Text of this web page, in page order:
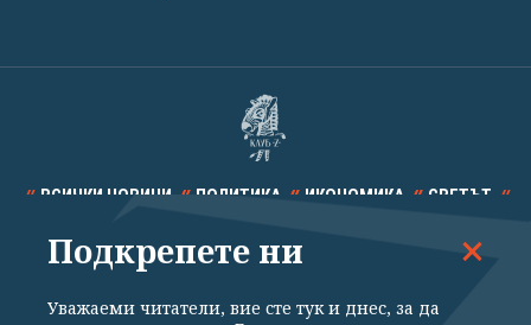
ВСИЧКИ НОВИНИ ПОЛИТИКА ИКОНОМИКА СВЕТЪТ
СПОРТ КУЛТУРА ТЕХНОЛОГИИ КАЛЕЙДОСКОП
Подкрепете ни
Уважаеми читатели, вие сте тук и днес, за да